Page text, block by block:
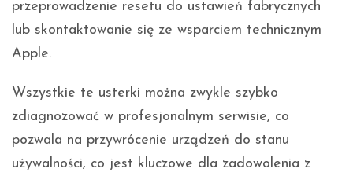
przeprowadzenie resetu do ustawień fabrycznych
lub skontaktowanie się ze wsparciem technicznym
Apple.
Wszystkie te usterki można zwykle szybko
zdiagnozować w profesjonalnym serwisie, co
pozwala na przywrócenie urządzeń do stanu
używalności, co jest kluczowe dla zadowolenia z